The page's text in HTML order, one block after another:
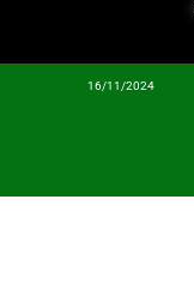
16/11/2024